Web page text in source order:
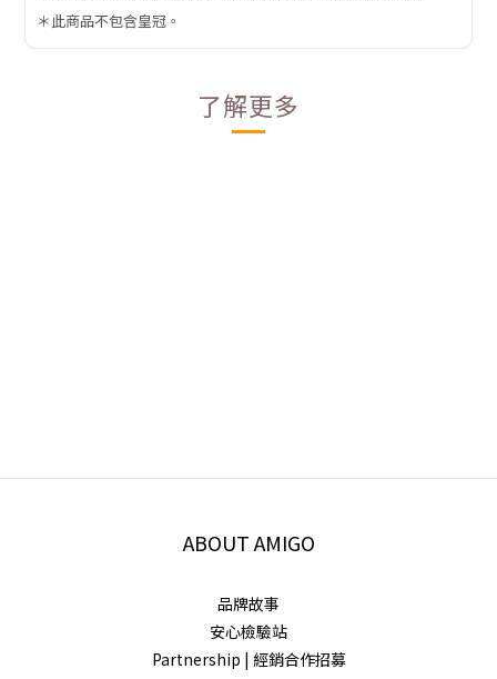
＊此商品不包含皇冠。
了解更多
ABOUT AMIGO
品牌故事
安心檢驗站
Partnership | 經銷合作招募